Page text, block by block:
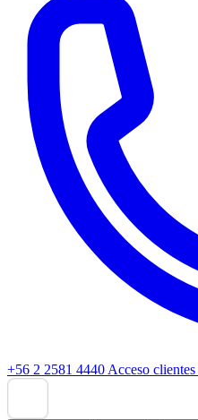
+56 2 2581 4440 Acceso clientes